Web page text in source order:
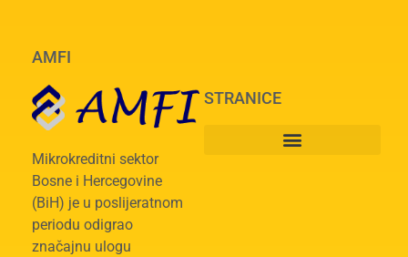
AMFI
Mikrokreditni sektor
Bosne i Hercegovine
(BiH) je u poslijeratnom
periodu odigrao
značajnu ulogu
STRANICE